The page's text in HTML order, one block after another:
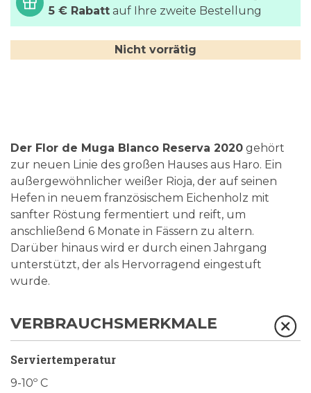
5 € Rabatt auf Ihre zweite Bestellung
Nicht vorrätig
Der Flor de Muga Blanco Reserva 2020 gehört
zur neuen Linie des großen Hauses aus Haro. Ein
außergewöhnlicher weißer Rioja, der auf seinen
Hefen in neuem französischem Eichenholz mit
sanfter Röstung fermentiert und reift, um
anschließend 6 Monate in Fässern zu altern.
Darüber hinaus wird er durch einen Jahrgang
unterstützt, der als Hervorragend eingestuft
wurde.
VERBRAUCHSMERKMALE
Serviertemperatur
9-10º C